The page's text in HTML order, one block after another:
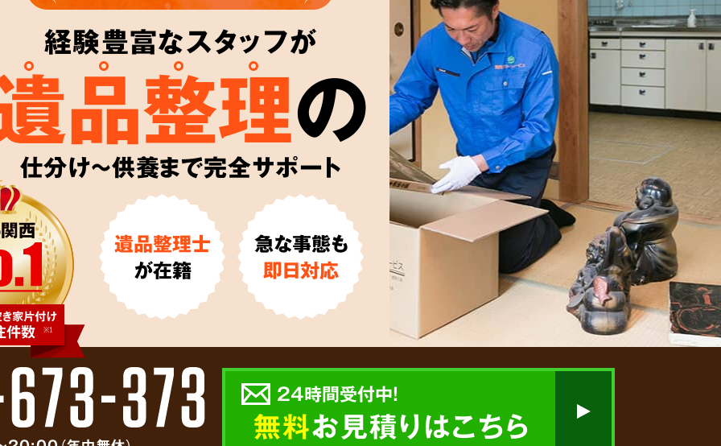
経験豊富なスタッフが
品整理の
仕分け～供養まで完全サポート
遺品整理士
が在籍
急な事態も
即日対応
24時間受付中!
無料お見積りはこちら